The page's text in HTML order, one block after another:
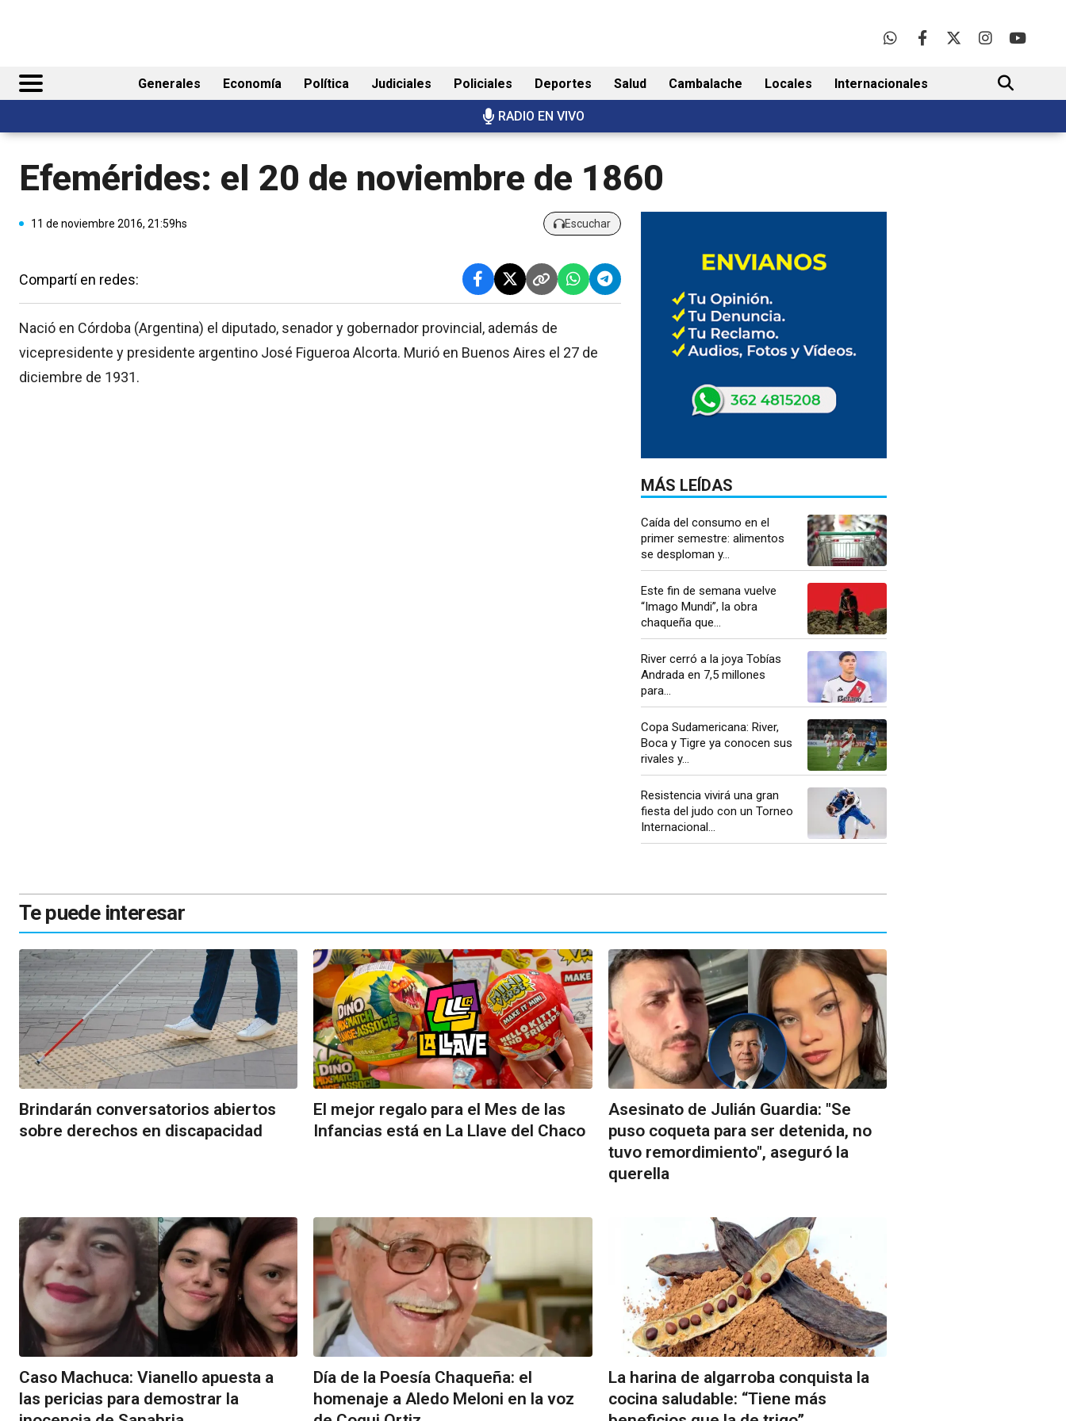
Generales Economía Política Judiciales Policiales Deportes Salud Cambalache Locales Internacionales
RADIO EN VIVO
BUSCAR
Efemérides: el 20 de noviembre de 1860
11 de noviembre 2016, 21:59hs Escuchar
Compartí en redes:
Nació en Córdoba (Argentina) el diputado, senador y gobernador provincial, además de
vicepresidente y presidente argentino José Figueroa Alcorta. Murió en Buenos Aires el 27 de
diciembre de 1931.
MÁS LEÍDAS
Caída del consumo en el
primer semestre: alimentos
se desploman y...
Este fin de semana vuelve
“Imago Mundi”, la obra
chaqueña que...
River cerró a la joya Tobías
Andrada en 7,5 millones
para...
Copa Sudamericana: River,
Boca y Tigre ya conocen sus
rivales y...
Resistencia vivirá una gran
fiesta del judo con un Torneo
Internacional...
Te puede interesar
Brindarán conversatorios abiertos
sobre derechos en discapacidad
El mejor regalo para el Mes de las
Infancias está en La Llave del Chaco
Asesinato de Julián Guardia: "Se
puso coqueta para ser detenida, no
tuvo remordimiento", aseguró la
querella
Caso Machuca: Vianello apuesta a
las pericias para demostrar la
Día de la Poesía Chaqueña: el
homenaje a Aledo Meloni en la voz
La harina de algarroba conquista la
cocina saludable: “Tiene más